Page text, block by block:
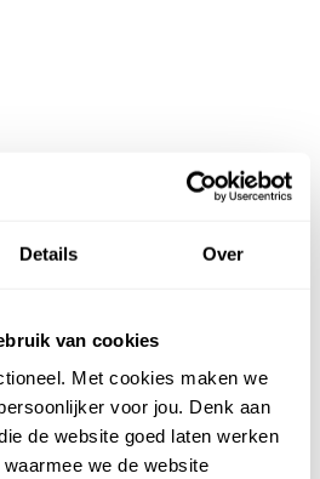
Details Over
van cookies
Met cookies maken we
voor jou. Denk aan
de website goed laten werken
we de website